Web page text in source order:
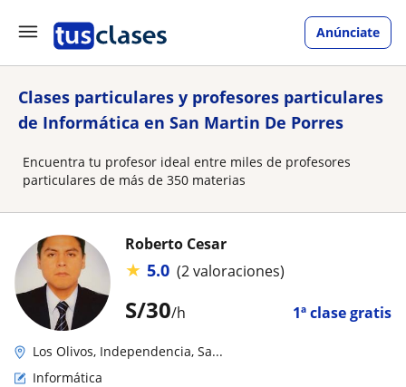
Anúnciate
Clases particulares y profesores particulares
de Informática en San Martin De Porres
Encuentra tu profesor ideal entre miles de profesores
particulares de más de 350 materias
S/30/h 1ª clase gratis
Roberto Cesar
★ 5.0 (2 valoraciones)
Los Olivos, Independencia, Sa...
Informática